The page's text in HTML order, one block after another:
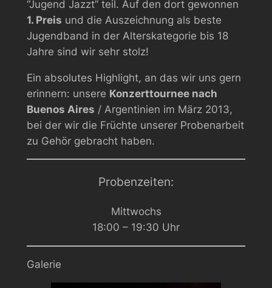
“Jugend Jazzt” teil. Auf den dort gewonnen
1. Preis und die Auszeichnung als beste
Jugendband in der Alterskategorie bis 18
Jahre sind wir sehr stolz!
Ein absolutes Highlight, an das wir uns gern
erinnern: unsere Konzerttournee nach
Buenos Aires / Argentinien im März 2013,
bei der wir die Früchte unserer Probenarbeit
zu Gehör gebracht haben.
Probenzeiten:
Mittwochs
18:00 – 19:30 Uhr
Galerie